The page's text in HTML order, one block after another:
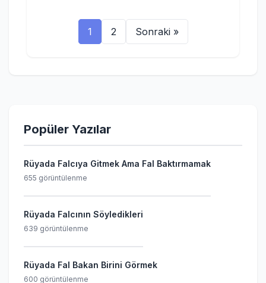
1 2 Sonraki »
Popüler Yazılar
Rüyada Falcıya Gitmek Ama Fal Baktırmamak
655 görüntülenme
Rüyada Falcının Söyledikleri
639 görüntülenme
Rüyada Fal Bakan Birini Görmek
600 görüntülenme